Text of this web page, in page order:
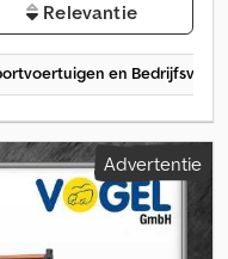
Relevantie
en
Advertentie